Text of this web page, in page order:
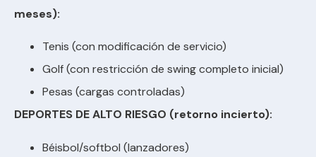
meses):
Tenis (con modificación de servicio)
Golf (con restricción de swing completo inicial)
Pesas (cargas controladas)
DEPORTES DE ALTO RIESGO (retorno incierto):
Béisbol/softbol (lanzadores)